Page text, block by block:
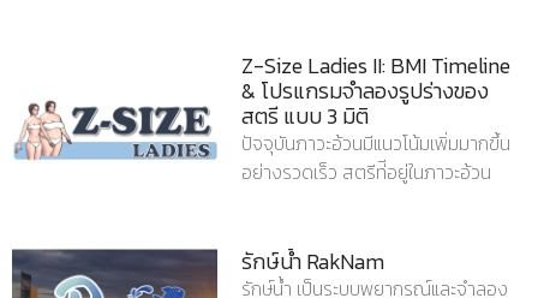
Z-Size Ladies II: BMI Timeline
& โปรแกรมจําลองรูปร่างของ
สตรี แบบ 3 มิติ
ปัจจุบันภาวะอ้วนมีแนวโน้มเพิ่มมากขึ้น
อย่างรวดเร็ว สตรีท่ีอยู่ในภาวะอ้วน
รักษ์น้ำ RakNam
รักษ์น้ํา เป็นระบบพยากรณ์และจําลอง